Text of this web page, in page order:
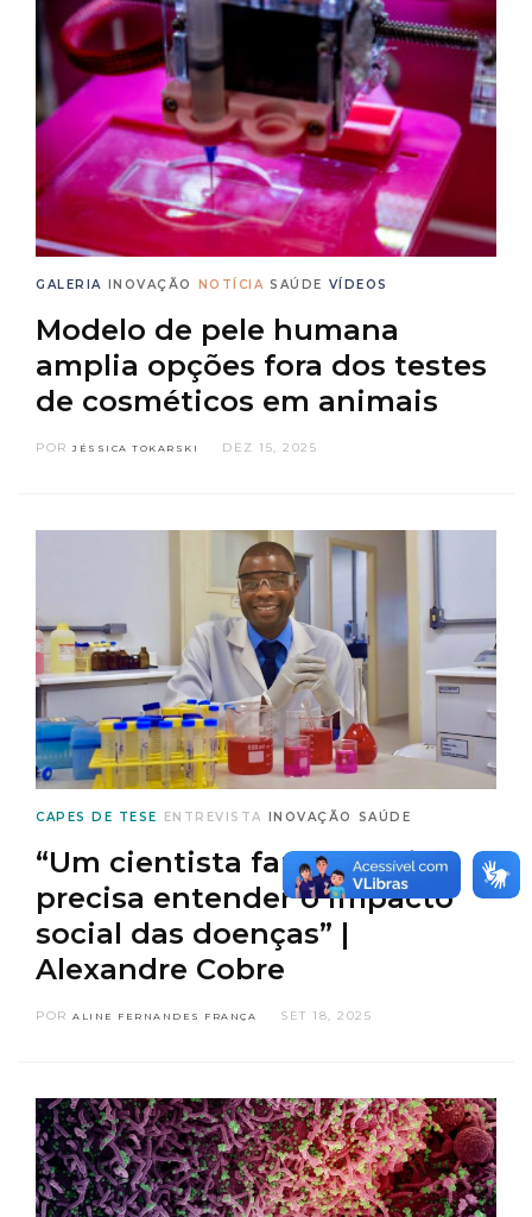
GALERIA INOVAÇÃO NOTÍCIA SAÚDE VÍDEOS
Modelo de pele humana
amplia opções fora dos testes
de cosméticos em animais
PORJÉSSICA TOKARSKI DEZ 15, 2025
CAPES DE TESE ENTREVISTA INOVAÇÃO SAÚDE
“Um cientista farmacêutico
precisa entender o impacto
social das doenças” |
Alexandre Cobre
POR ALINE FERNANDES FRANÇA SET 18, 2025